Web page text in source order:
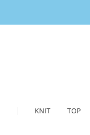
KNIT TOP